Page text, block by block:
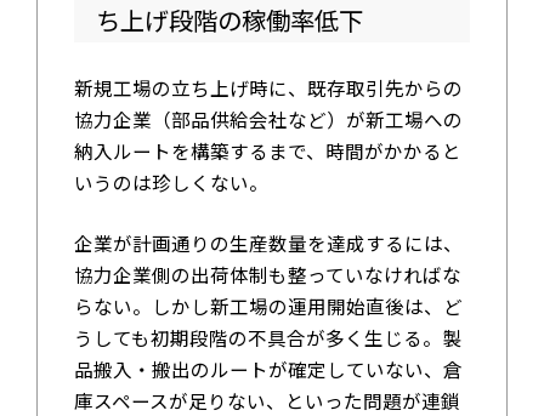
ち上げ段階の稼働率低下
新規工場の立ち上げ時に、既存取引先からの
協力企業（部品供給会社など）が新工場への
納入ルートを構築するまで、時間がかかると
いうのは珍しくない。
企業が計画通りの生産数量を達成するには、
協力企業側の出荷体制も整っていなければな
らない。しかし新工場の運用開始直後は、ど
うしても初期段階の不具合が多く生じる。製
品搬入・搬出のルートが確定していない、倉
庫スペースが足りない、といった問題が連鎖